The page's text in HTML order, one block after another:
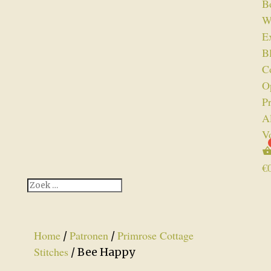
€
Home/Patronen/Primrose Cottage
Stitches / Bee Happy